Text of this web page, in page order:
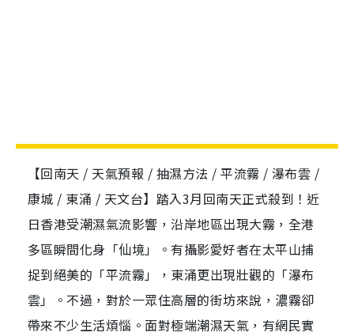
【回南天 / 天氣預報 / 抽濕方法 / 平流霧 / 瀑布雲 /
康城 / 東涌 / 天文台】踏入3月回南天正式殺到！近
日香港受潮濕氣流影響，沿岸地區出現大霧，全港
多區瞬間化身「仙境」。有攝影愛好者在太平山捕
捉到絕美的「平流霧」，東涌更出現壯觀的「瀑布
雲」。不過，對於一眾住高層的街坊來說，濃霧卻
帶來不少生活煩惱。面對極端潮濕天氣，有網民實